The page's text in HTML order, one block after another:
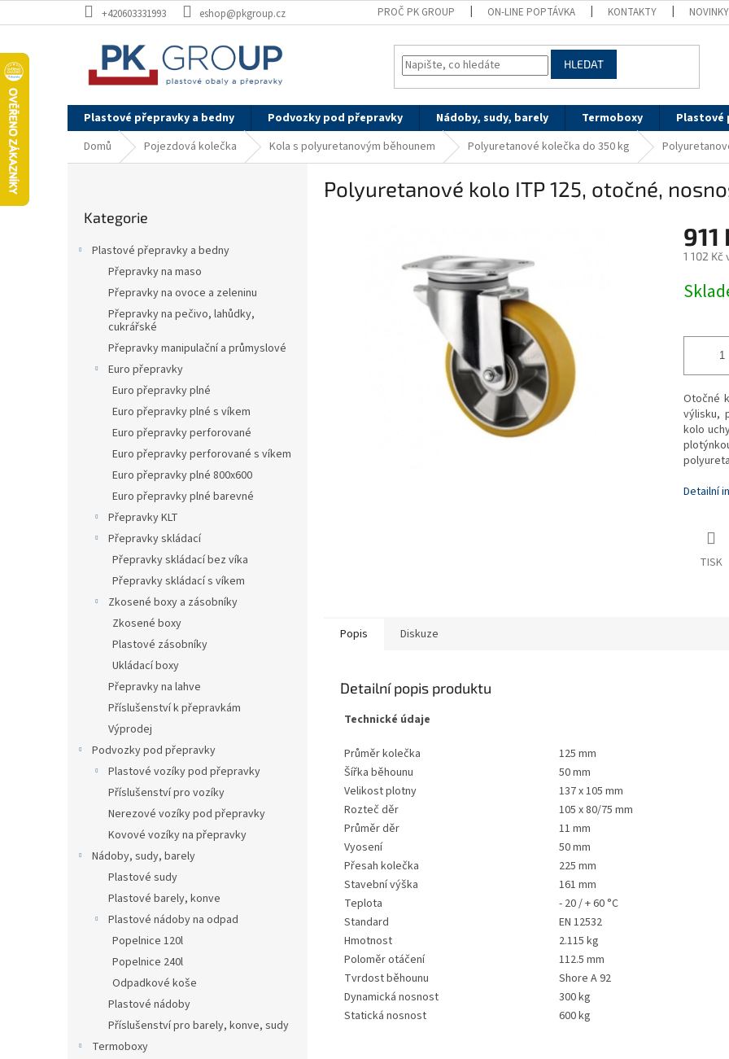
na
+420603331993 eshop@pkgroup.cz PROČ PK GROUP ON-LINE POPTÁVKA KONTAKTY NOVINKY
HLEDAT
Plastové přepravky a bedny Podvozky pod přepravky Nádoby, sudy, barely Termoboxy Plastové
Domů
Pojezdová kolečka Kola s polyuretanovým běhounem Polyuretanové kolečka do 350 kg
kategorie
Kategorie
Plastové přepravky a bedny
Přepravky na maso
Přepravky na ovoce a zeleninu
Přepravky na pečivo, lahůdky,
cukrářské
Přepravky manipulační a průmyslové
Euro přepravky
Euro přepravky plné
Euro přepravky plné s víkem
Euro přepravky perforované
Euro přepravky perforované s víkem
Euro přepravky plné 800x600
Euro přepravky plné barevné
Přepravky KLT
Přepravky skládací
Přepravky skládací bez víka
Přepravky skládací s víkem
Zkosené boxy a zásobníky
Zkosené boxy
Plastové zásobníky
Ukládací boxy
Přepravky na lahve
Příslušenství k přepravkám
Výprodej
Podvozky pod přepravky
Plastové vozíky pod přepravky
Příslušenství pro vozíky
Nerezové vozíky pod přepravky
Kovové vozíky na přepravky
Nádoby, sudy, barely
Plastové sudy
Plastové barely, konve
Plastové nádoby na odpad
Popelnice 120l
Popelnice 240l
Odpadkové koše
Plastové nádoby
Příslušenství pro barely, konve, sudy
Termoboxy
Polyuretanové kolo ITP 125, otočné,
911
1 102 Kč
cena:
Otočné
výlisku,
kolo
Detailní
TISK
Popis Diskuze
Detailní popis produktu
Technické údaje
Průměr kolečka
125 mm
Šířka běhounu
50 mm
Velikost plotny
137 x 105 mm
Rozteč děr
105 x 80/75 mm
Průměr děr
11 mm
Vyosení
50 mm
Přesah kolečka
225 mm
Stavební výška
161 mm
Teplota
- 20 / + 60 °C
Standard
EN 12532
Hmotnost
2.115 kg
Poloměr otáčení
112.5 mm
Tvrdost běhounu
Shore A 92
Dynamická nosnost
300 kg
Statická nosnost
600 kg